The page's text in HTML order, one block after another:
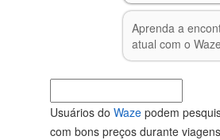
Aprenda a
atual com o
Usuários do Wazepodem
com bons preços durante